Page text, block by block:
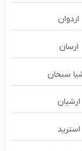
اردوان
ارسان
سبحان
ارشیان
استرید